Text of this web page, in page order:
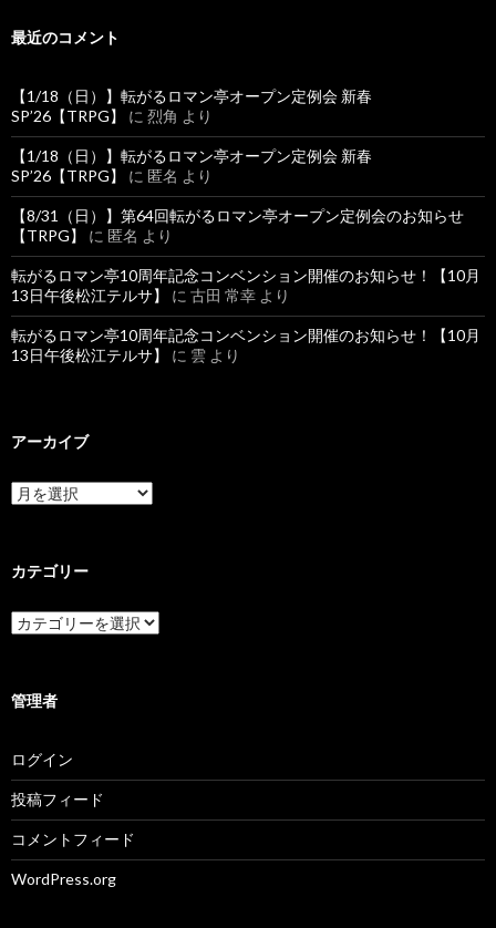
最近のコメント
【1/18（日）】転がるロマン亭オープン定例会 新春
SP’26【TRPG】
に 烈角 より
【1/18（日）】転がるロマン亭オープン定例会 新春
SP’26【TRPG】
に 匿名 より
【8/31（日）】第64回転がるロマン亭オープン定例会のお知らせ
【TRPG】
に 匿名 より
転がるロマン亭10周年記念コンベンション開催のお知らせ！【10月
13日午後松江テルサ】
に 古田 常幸 より
転がるロマン亭10周年記念コンベンション開催のお知らせ！【10月
13日午後松江テルサ】
に 雲 より
アーカイブ
ア
ー
ブ
カテゴリー
カ
テ
ー
管理者
ログイン
投稿フィード
コメントフィード
WordPress.org